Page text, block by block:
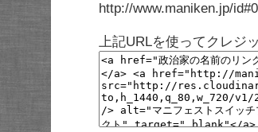
http://www.maniken.jp/
上記URLを使ってクレジ